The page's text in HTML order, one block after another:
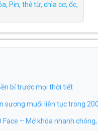
Pin, thẻ từ, chìa cơ, ốc,
bỉ trước mọi thời tiết
sương muối liên tục trong
Face – Mở khóa nhanh